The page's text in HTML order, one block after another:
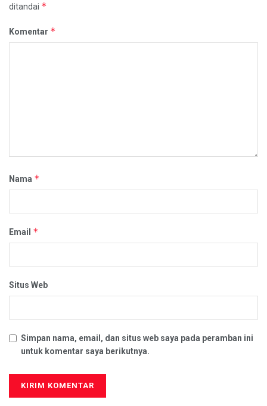
ditandai *
Komentar *
Nama *
Email *
Situs Web
Simpan nama, email, dan situs web saya pada peramban ini
untuk komentar saya berikutnya.